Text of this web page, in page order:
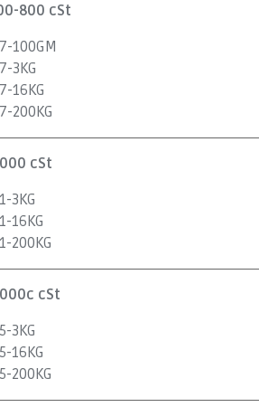
800 cSt
100GM
3KG
16KG
200KG
cSt
3KG
16KG
200KG
cSt
3KG
16KG
200KG